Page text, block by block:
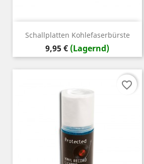
Schallplatten Kohlefaserbürste
Preis
9,95 € (Lagernd)
favorite_border